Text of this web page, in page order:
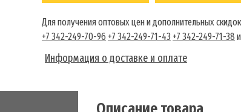
Для получения оптовых цен и дополнительных
+7 342-249-70-96 +7 342-249-71-43 +7 342-249-71-38
Информация о доставке и оплате